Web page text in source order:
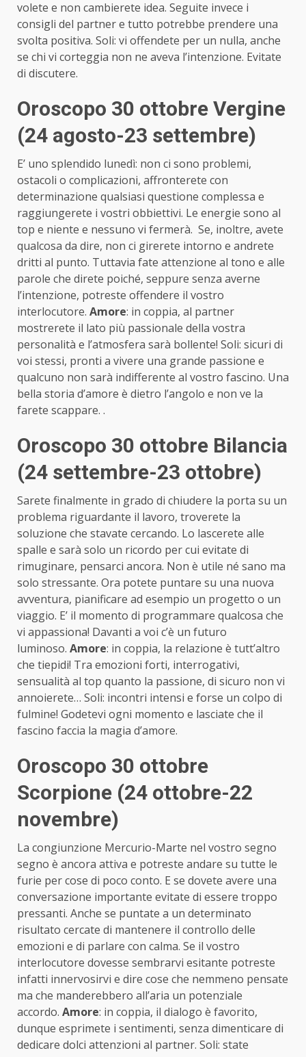
volete e non cambierete idea. Seguite invece i
consigli del partner e tutto potrebbe prendere una
svolta positiva. Soli: vi offendete per un nulla, anche
se chi vi corteggia non ne aveva l’intenzione. Evitate
di discutere.
Oroscopo 30 ottobre Vergine
(24 agosto-23 settembre)
E’ uno splendido lunedì: non ci sono problemi,
ostacoli o complicazioni, affronterete con
determinazione qualsiasi questione complessa e
raggiungerete i vostri obbiettivi. Le energie sono al
top e niente e nessuno vi fermerà. Se, inoltre, avete
qualcosa da dire, non ci girerete intorno e andrete
dritti al punto. Tuttavia fate attenzione al tono e alle
parole che direte poiché, seppure senza averne
l’intenzione, potreste offendere il vostro
interlocutore. Amore: in coppia, al partner
mostrerete il lato più passionale della vostra
personalità e l’atmosfera sarà bollente! Soli: sicuri di
voi stessi, pronti a vivere una grande passione e
qualcuno non sarà indifferente al vostro fascino. Una
bella storia d’amore è dietro l’angolo e non ve la
farete scappare. .
Oroscopo 30 ottobre Bilancia
(24 settembre-23 ottobre)
Sarete finalmente in grado di chiudere la porta su un
problema riguardante il lavoro, troverete la
soluzione che stavate cercando. Lo lascerete alle
spalle e sarà solo un ricordo per cui evitate di
rimuginare, pensarci ancora. Non è utile né sano ma
solo stressante. Ora potete puntare su una nuova
avventura, pianificare ad esempio un progetto o un
viaggio. E’ il momento di programmare qualcosa che
vi appassiona! Davanti a voi c’è un futuro
luminoso. Amore: in coppia, la relazione è tutt’altro
che tiepidi! Tra emozioni forti, interrogativi,
sensualità al top quanto la passione, di sicuro non vi
annoierete… Soli: incontri intensi e forse un colpo di
fulmine! Godetevi ogni momento e lasciate che il
fascino faccia la magia d’amore.
Oroscopo 30 ottobre
Scorpione (24 ottobre-22
novembre)
La congiunzione Mercurio-Marte nel vostro segno
segno è ancora attiva e potreste andare su tutte le
furie per cose di poco conto. E se dovete avere una
conversazione importante evitate di essere troppo
pressanti. Anche se puntate a un determinato
risultato cercate di mantenere il controllo delle
emozioni e di parlare con calma. Se il vostro
interlocutore dovesse sembrarvi esitante potreste
infatti innervosirvi e dire cose che nemmeno pensate
ma che manderebbero all’aria un potenziale
accordo. Amore: in coppia, il dialogo è favorito,
dunque esprimete i sentimenti, senza dimenticare di
dedicare dolci attenzioni al partner. Soli: state